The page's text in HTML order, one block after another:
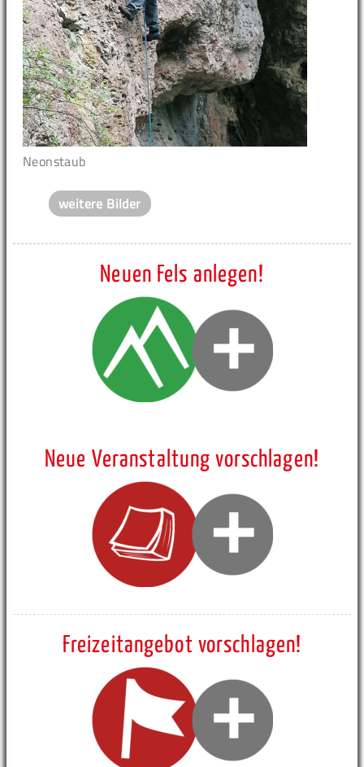
Neonstaub
weitere Bilder
Neuen Fels anlegen!
Neue Veranstaltung vorschlagen!
Freizeitangebot vorschlagen!